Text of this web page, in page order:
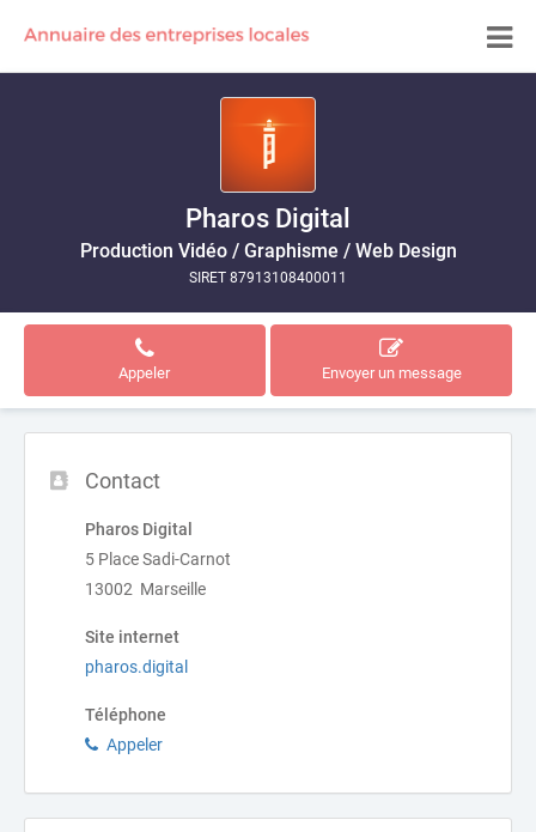
Pharos Digital
Production Vidéo / Graphisme / Web Design
SIRET 87913108400011
Appeler Envoyer un message
Contact
Pharos Digital
5 Place Sadi-Carnot
13002 Marseille
Site internet
pharos.digital
Téléphone
Appeler